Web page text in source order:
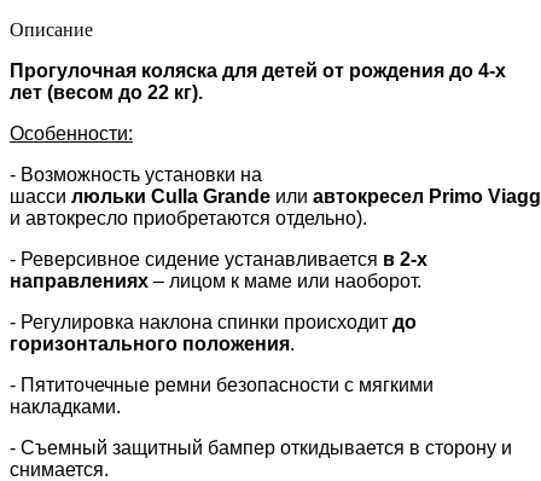
Описание
Прогулочная коляска для детей от рождения до 4-х
лет (весом до 22 кг).
Особенности:
- Возможность установки на
шасси люльки Culla Grande или автокресел Primo
и автокресло приобретаются отдельно).
- Реверсивное сидение устанавливается в 2-х
направлениях – лицом к маме или наоборот.
- Регулировка наклона спинки происходит до
горизонтального положения.
- Пятиточечные ремни безопасности с мягкими
накладками.
- Съемный защитный бампер откидывается в сторону и
снимается.